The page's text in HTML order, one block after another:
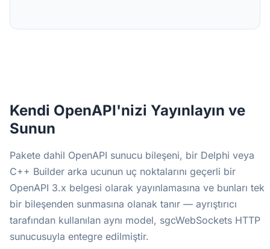
Kendi OpenAPI'nizi Yayınlayın ve
Sunun
Pakete dahil OpenAPI sunucu bileşeni, bir Delphi veya
C++ Builder arka ucunun uç noktalarını geçerli bir
OpenAPI 3.x belgesi olarak yayınlamasına ve bunları tek
bir bileşenden sunmasına olanak tanır — ayrıştırıcı
tarafından kullanılan aynı model, sgcWebSockets HTTP
sunucusuyla entegre edilmiştir.